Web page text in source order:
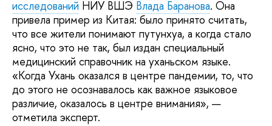
исследований НИУ ВШЭ Влада Баранова. Она
привела пример из Китая: было принято считать,
что все жители понимают путунхуа, а когда стало
ясно, что это не так, был издан специальный
медицинский справочник на уханьском языке.
«Когда Ухань оказался в центре пандемии, то, что
до этого не осознавалось как важное языковое
различие, оказалось в центре внимания», —
отметила эксперт.